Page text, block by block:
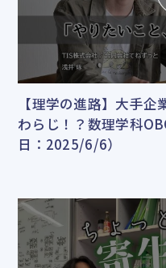
【理学の進路】大手
わらじ！？数理学科
日：2025/6/6）